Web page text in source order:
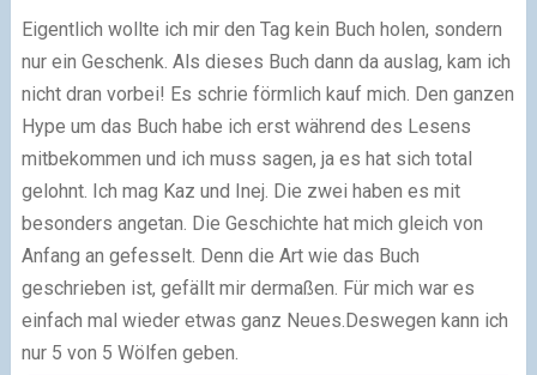
Eigentlich wollte ich mir den Tag kein Buch holen, sondern
nur ein Geschenk. Als dieses Buch dann da auslag, kam ich
nicht dran vorbei! Es schrie förmlich kauf mich. Den ganzen
Hype um das Buch habe ich erst während des Lesens
mitbekommen und ich muss sagen, ja es hat sich total
gelohnt. Ich mag Kaz und Inej. Die zwei haben es mit
besonders angetan. Die Geschichte hat mich gleich von
Anfang an gefesselt. Denn die Art wie das Buch
geschrieben ist, gefällt mir dermaßen. Für mich war es
einfach mal wieder etwas ganz Neues.Deswegen kann ich
nur 5 von 5 Wölfen geben.